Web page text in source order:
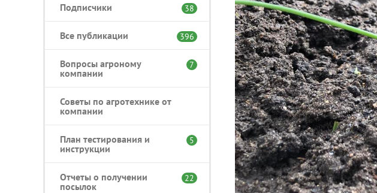
Подписчики 38
Все публикации 396
Вопросы агроному
компании
7
Советы по агротехнике от
компании
План тестирования и
инструкции
5
Отчеты о получении
посылок
22